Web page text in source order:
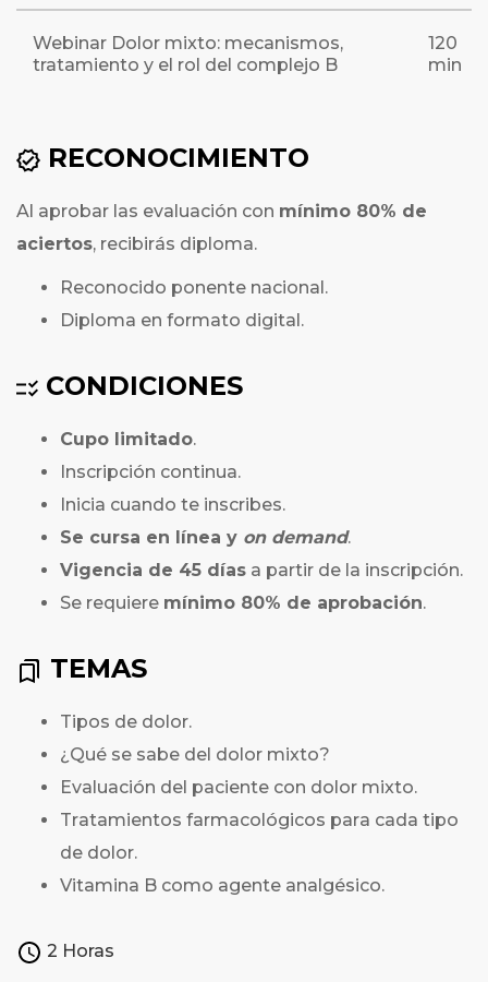
Webinar Dolor mixto: mecanismos,
tratamiento y el rol del complejo B
120
min
RECONOCIMIENTO
Al aprobar las evaluación con mínimo 80% de
aciertos, recibirás diploma.
Reconocido ponente nacional.
Diploma en formato digital.
CONDICIONES
Cupo limitado.
Inscripción continua.
Inicia cuando te inscribes.
Se cursa en línea y on demand.
Vigencia de 45 días a partir de la inscripción.
Se requiere mínimo 80% de aprobación.
TEMAS
Tipos de dolor.
¿Qué se sabe del dolor mixto?
Evaluación del paciente con dolor mixto.
Tratamientos farmacológicos para cada tipo
de dolor.
Vitamina B como agente analgésico.
2 Horas